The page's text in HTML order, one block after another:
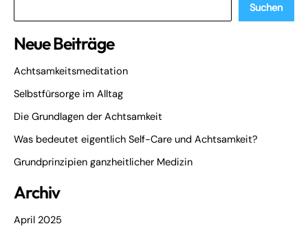
Suchen
Neue Beiträge
Achtsamkeitsmeditation
Selbstfürsorge im Alltag
Die Grundlagen der Achtsamkeit
Was bedeutet eigentlich Self-Care und Achtsamkeit?
Grundprinzipien ganzheitlicher Medizin
Archiv
April 2025